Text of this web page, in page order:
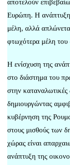
αποτελούν
Ευρώπη. Η ανάπτυξη
μέλη, αλλά
φτωχότερα μέλη
Η ενίσχυση της
στο διάστημα του
στην
δημιουργώντας
κυβέρνηση της
στους μισθούς των
χώρας είναι
ανάπτυξη της